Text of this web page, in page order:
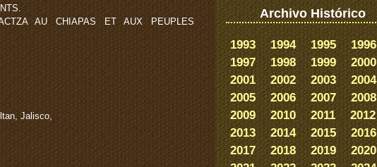
AU CHIAPAS ET AUX PEUPLES
Jalisco,
Archivo Histórico
1993 1994 1995
1996
1997
1998 1999
2000
2001
2002 2003
2004
2005
2006 2007
2008
2009
2010 2011
2012
2013
2014 2015
2016
2017
2018 2019
2020